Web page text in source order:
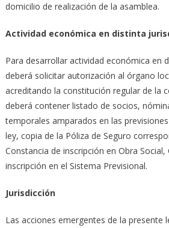
domicilio de realización de la asamblea.
Actividad económica en distinta
Para desarrollar actividad económica en
deberá solicitar autorización al órgano
acreditando la constitución regular de la
deberá contener listado de socios,
temporales amparados en las
ley, copia de la Póliza de Seguro
Constancia de inscripción en Obra Social,
inscripción en el Sistema Previsional.
Jurisdicción
Las acciones emergentes de la presente